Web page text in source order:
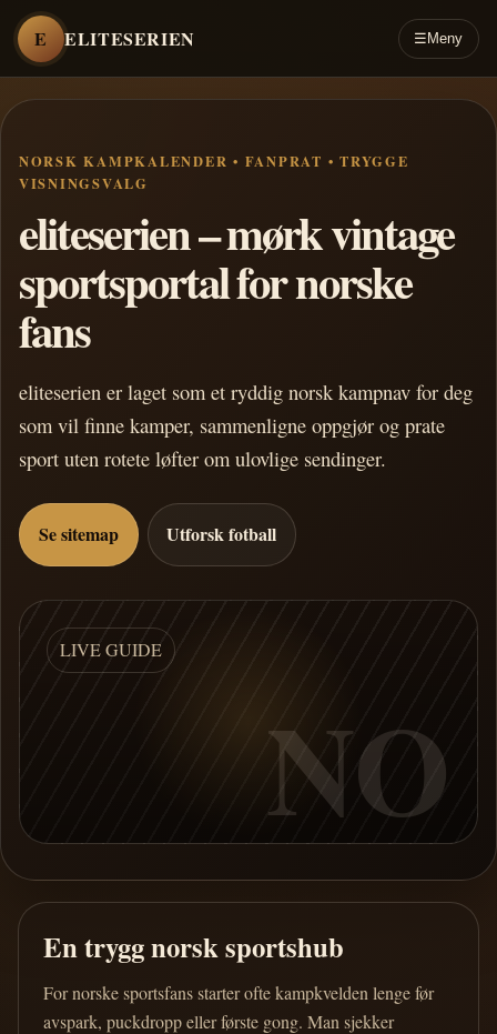
E ELITESERIEN ☰ Meny
NORSK KAMPKALENDER • FANPRAT • TRYGGE
VISNINGSVALG
eliteserien – mørk vintage
sportsportal for norske
fans
eliteserien er laget som et ryddig norsk kampnav for deg
som vil finne kamper, sammenligne oppgjør og prate
sport uten rotete løfter om ulovlige sendinger.
Se sitemap Utforsk fotball
LIVE GUIDE
NO
En trygg norsk sportshub
For norske sportsfans starter ofte kampkvelden lenge før
avspark, puckdropp eller første gong. Man sjekker